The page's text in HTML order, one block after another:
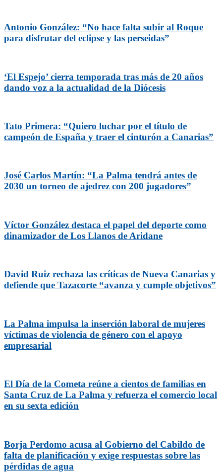
Antonio González: “No hace falta subir al Roque
para disfrutar del eclipse y las perseidas”
‘El Espejo’ cierra temporada tras más de 20 años
dando voz a la actualidad de la Diócesis
Tato Primera: “Quiero luchar por el título de
campeón de España y traer el cinturón a Canarias”
José Carlos Martín: “La Palma tendrá antes de
2030 un torneo de ajedrez con 200 jugadores”
Víctor González destaca el papel del deporte como
dinamizador de Los Llanos de Aridane
David Ruiz rechaza las críticas de Nueva Canarias y
defiende que Tazacorte “avanza y cumple objetivos”
La Palma impulsa la inserción laboral de mujeres
víctimas de violencia de género con el apoyo
empresarial
El Día de la Cometa reúne a cientos de familias en
Santa Cruz de La Palma y refuerza el comercio local
en su sexta edición
Borja Perdomo acusa al Gobierno del Cabildo de
falta de planificación y exige respuestas sobre las
pérdidas de agua